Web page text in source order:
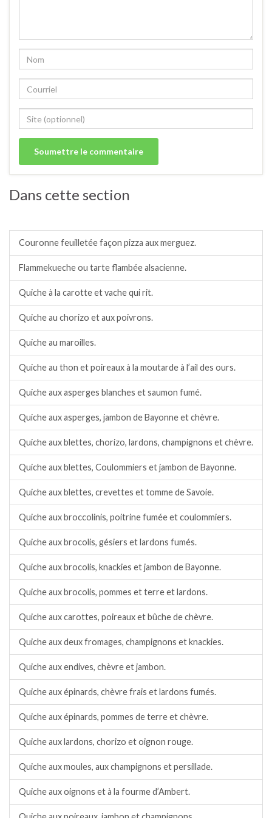
Dans cette section
Couronne feuilletée façon pizza aux merguez.
Flammekueche ou tarte flambée alsacienne.
Quiche à la carotte et vache qui rit.
Quiche au chorizo et aux poivrons.
Quiche au maroilles.
Quiche au thon et poireaux à la moutarde à l’ail des ours.
Quiche aux asperges blanches et saumon fumé.
Quiche aux asperges, jambon de Bayonne et chèvre.
Quiche aux blettes, chorizo, lardons, champignons et chèvre.
Quiche aux blettes, Coulommiers et jambon de Bayonne.
Quiche aux blettes, crevettes et tomme de Savoie.
Quiche aux broccolinis, poitrine fumée et coulommiers.
Quiche aux brocolis, gésiers et lardons fumés.
Quiche aux brocolis, knackies et jambon de Bayonne.
Quiche aux brocolis, pommes et terre et lardons.
Quiche aux carottes, poireaux et bûche de chèvre.
Quiche aux deux fromages, champignons et knackies.
Quiche aux endives, chèvre et jambon.
Quiche aux épinards, chèvre frais et lardons fumés.
Quiche aux épinards, pommes de terre et chèvre.
Quiche aux lardons, chorizo et oignon rouge.
Quiche aux moules, aux champignons et persillade.
Quiche aux oignons et à la fourme d’Ambert.